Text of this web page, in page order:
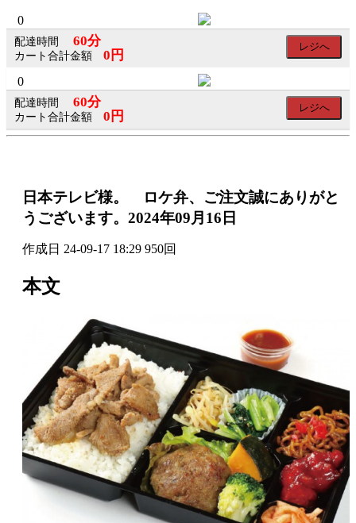
0 ×
会
員
ロ
イ
ン
会員登録
ト
で
配達時間 60分
カート合計金額 0円
レジへ
0
×
配達時間 60分
カート合計金額 0円
レジへ
日本テレビ様。 ロケ弁、ご注文誠にありがと
うございます。2024年09月16日
作成日 24-09-17 18:29 950回
本文